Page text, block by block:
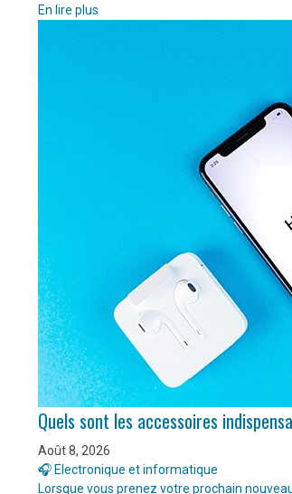
En lire plus
Quels sont les accessoires
Août 8, 2026
🎧 Electronique et informatique
Lorsque vous prenez votre prochain